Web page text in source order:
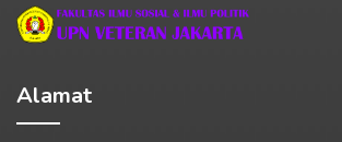
Alamat